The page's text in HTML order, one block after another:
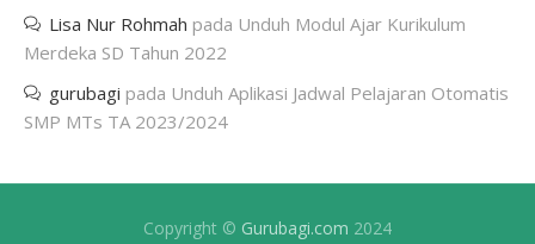
Lisa Nur Rohmah pada Unduh Modul Ajar Kurikulum
Merdeka SD Tahun 2022
gurubagi pada Unduh Aplikasi Jadwal Pelajaran Otomatis
SMP MTs TA 2023/2024
Copyright © Gurubagi.com 2024